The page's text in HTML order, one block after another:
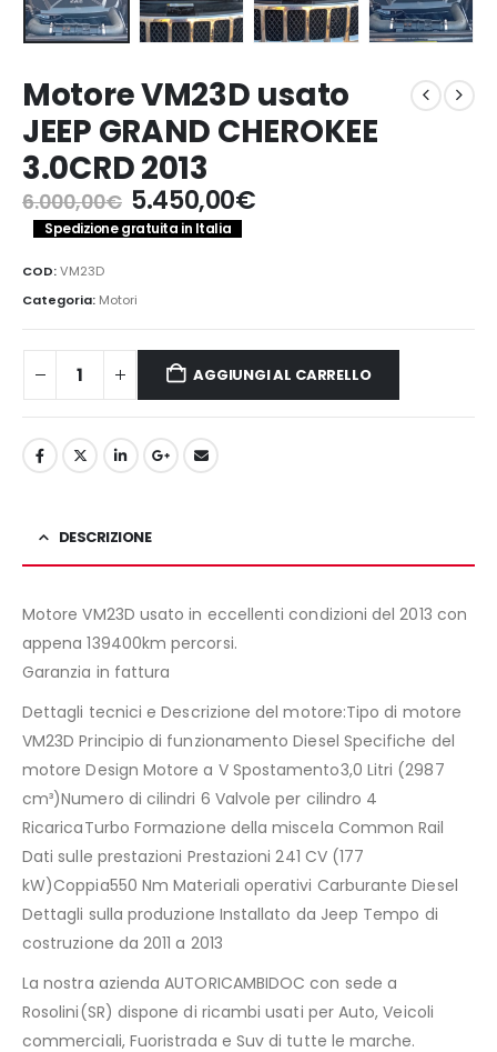
Motore VM23D usato
JEEP GRAND CHEROKEE
3.0CRD 2013
6.000,00€ Il
prezzo
originale
6.000,00€.
5.450,00€Il
Spedizione gratuita in Italia
COD:VM23D
Categoria: Motori
AGGIUNGI AL CARRELLO
DESCRIZIONE
Motore VM23D usato in eccellenti condizioni del 2013 con
appena 139400km percorsi.
Garanzia in fattura
Dettagli tecnici e Descrizione del motore:Tipo di motore
VM23D Principio di funzionamento Diesel Specifiche del
motore Design Motore a V Spostamento3,0 Litri (2987
cm³)Numero di cilindri 6 Valvole per cilindro 4
RicaricaTurbo Formazione della miscela Common Rail
Dati sulle prestazioni Prestazioni 241 CV (177
kW)Coppia550 Nm Materiali operativi Carburante Diesel
Dettagli sulla produzione Installato da Jeep Tempo di
costruzione da 2011 a 2013
La nostra azienda AUTORICAMBIDOC con sede a
Rosolini(SR) dispone di ricambi usati per Auto, Veicoli
commerciali, Fuoristrada e Suv di tutte le marche.